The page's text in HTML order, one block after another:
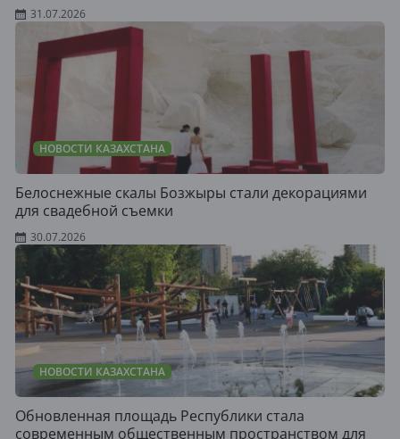
31.07.2026
НОВОСТИ КАЗАХСТАНА
Белоснежные скалы Бозжыры стали декорациями
для свадебной съемки
30.07.2026
НОВОСТИ КАЗАХСТАНА
Обновленная площадь Республики стала
современным общественным пространством для